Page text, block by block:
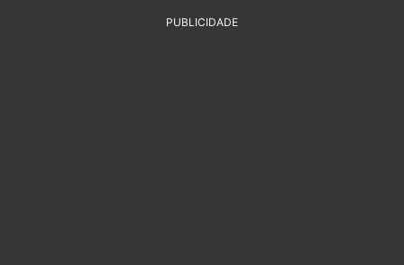
PUBLICIDADE